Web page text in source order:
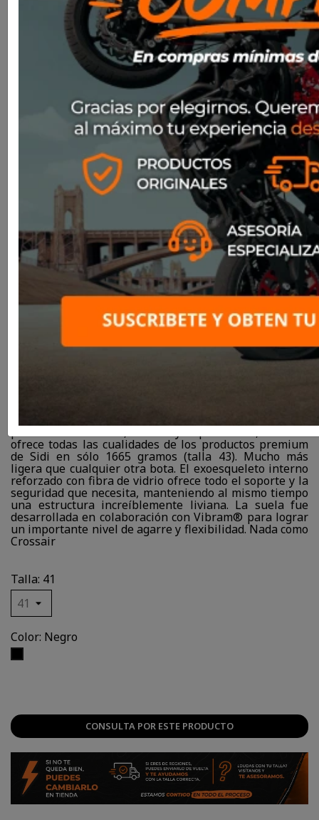

Bota Sidi Crossair Black/Black
8017732598455
25% DE DESCUENTO
ofrece todas las cualidades de los productos premium
de Sidi en sólo 1665 gramos (talla 43). Mucho más
ligera que cualquier otra bota. El exoesqueleto interno
reforzado con fibra de vidrio ofrece todo el soporte y la
seguridad que necesita, manteniendo al mismo tiempo
una estructura increíblemente liviana. La suela fue
desarrollada en colaboración con Vibram® para lograr
un importante nivel de agarre y flexibilidad. Nada como
Crossair
Talla: 41
Color: Negro
CONSULTA POR ESTE PRODUCTO